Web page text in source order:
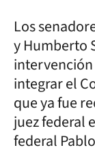
Los
y Humberto
intervención
integrar el
que ya fue
juez federal
federal